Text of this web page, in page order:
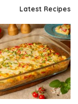
Latest Recipes